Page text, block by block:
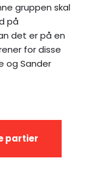
gruppen skal
på
det er på en
for disse
og Sander
partier